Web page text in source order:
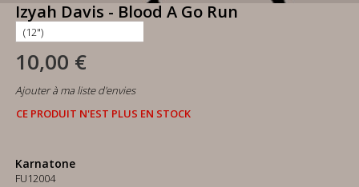
Izyah Davis - Blood A Go Run
10,00 €
Ajouter à ma liste d'envies
CE PRODUIT N'EST PLUS EN STOCK
Karnatone
FU12004